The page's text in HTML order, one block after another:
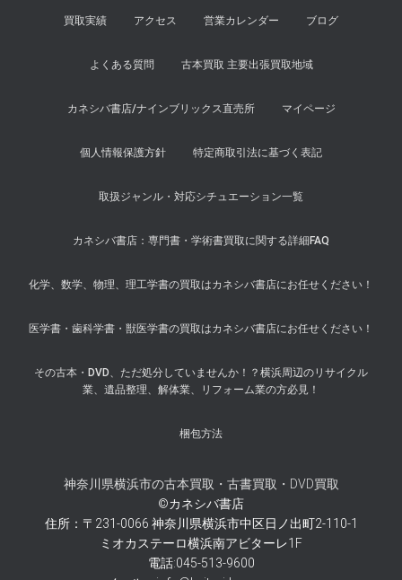
買取実績 アクセス 営業カレンダー ブログ
よくある質問 古本買取 主要出張買取地域
カネシバ書店/ナインブリックス直売所 マイページ
個人情報保護方針 特定商取引法に基づく表記
取扱ジャンル・対応シチュエーション一覧
カネシバ書店：専門書・学術書買取に関する詳細FAQ
化学、数学、物理、理工学書の買取はカネシバ書店にお任せください！
医学書・歯科学書・獣医学書の買取はカネシバ書店にお任せください！
その古本・DVD、ただ処分していませんか！？横浜周辺のリサイクル
業、遺品整理、解体業、リフォーム業の方必見！
梱包方法
神奈川県横浜市の古本買取・古書買取・DVD買取
©カネシバ書店
住所：〒231-0066 神奈川県横浜市中区日ノ出町2-110-1
ミオカステーロ横浜南アビターレ1F
電話:045-513-9600